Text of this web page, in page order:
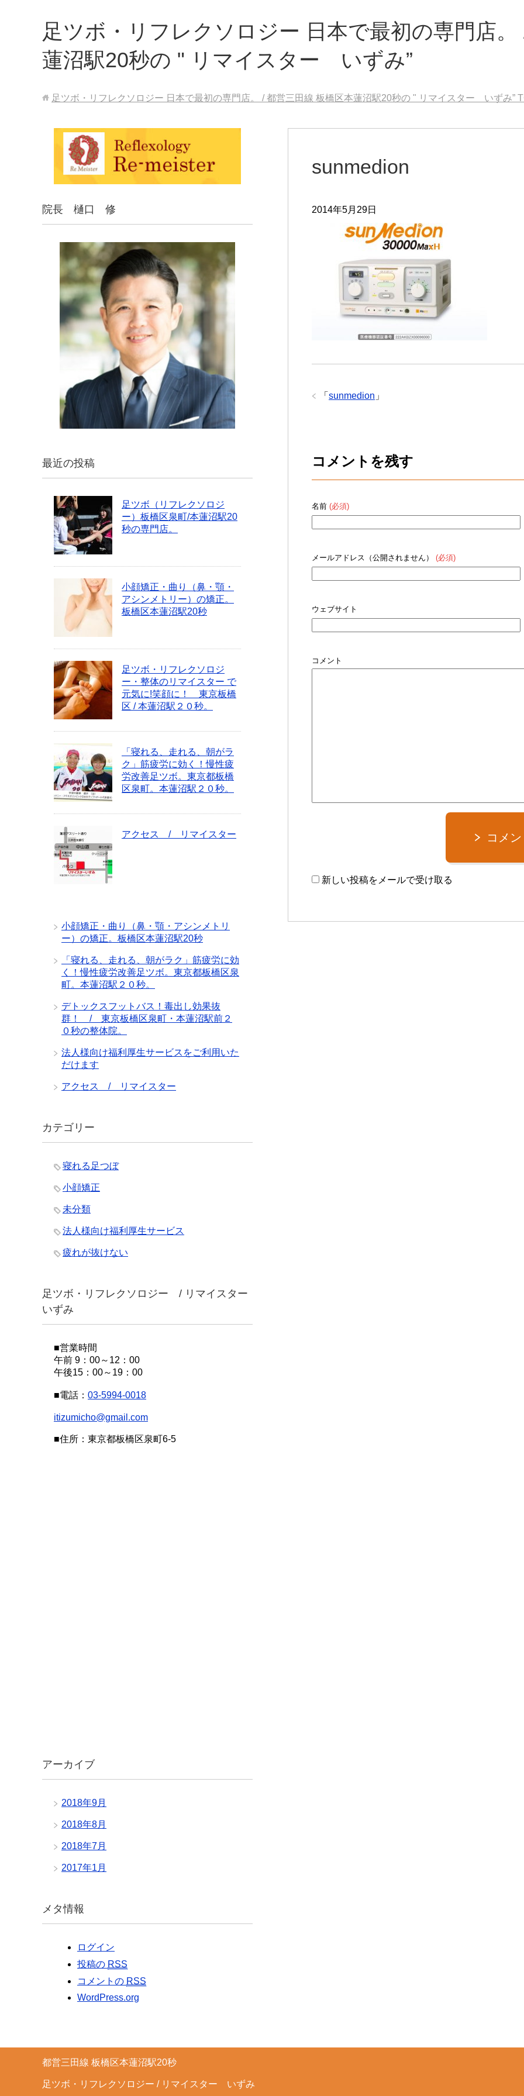
足ツボ・リフレクソロジー 日本で最初の専門店
蓮沼駅20秒の " リマイスター いずみ”
足ツボ・リフレクソロジー 日本で最初の専門店。 / 都営三田線 板橋区本蓮沼駅20秒の " リマイスター いずみ”
sunmedion
2014年5月29日
「 sunmedion 」
コメントを残す
名前 (必須)
メールアドレス（公開されません） (必須)
ウェブサイト
コメント
コメ
新しい投稿をメールで受け取る
院長 樋口 修
最近の投稿
足ツボ（リフレクソロジ
ー）板橋区泉町/本蓮沼駅20
秒の専門店。
小顔矯正・曲り（鼻・顎・
アシンメトリー）の矯正。
板橋区本蓮沼駅20秒
足ツボ・リフレクソロジ
ー・整体のリマイスター で
元気に!笑顔に！ 東京板橋
区 / 本蓮沼駅２０秒。
「寝れる、走れる、朝がラ
ク」筋疲労に効く！慢性疲
労改善足ツボ。東京都板橋
区泉町。本蓮沼駅２０秒。
アクセス / リマイスター
小顔矯正・曲り（鼻・顎・アシンメトリ
ー）の矯正。板橋区本蓮沼駅20秒
「寝れる、走れる、朝がラク」筋疲労に効
く！慢性疲労改善足ツボ。東京都板橋区泉
町。本蓮沼駅２０秒。
デトックスフットバス！毒出し効果抜
群！ / 東京板橋区泉町・本蓮沼駅前２
０秒の整体院。
法人様向け福利厚生サービスをご利用いた
だけます
アクセス / リマイスター
カテゴリー
寝れる足つぼ
小顔矯正
未分類
法人様向け福利厚生サービス
疲れが抜けない
足ツボ・リフレクソロジー / リマイスター
いずみ
■営業時間
午前 9：00～12：00
午後15：00～19：00
■電話： 03-5994-0018
itizumicho@gmail.com
■住所：東京都板橋区泉町6-5
アーカイブ
2018年9月
2018年8月
2018年7月
2017年1月
メタ情報
ログイン
投稿の RSS
コメントの RSS
WordPress.org
都営三田線 板橋区本蓮沼駅20秒
足ツボ・リフレクソロジー / リマイスター いずみ